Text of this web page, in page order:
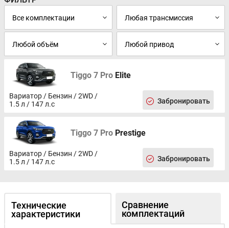
Tiggo 7 Pro Elite
Вариатор / Бензин / 2WD /
1.5 л / 147 л.с
Забронировать
Tiggo 7 Pro Prestige
Вариатор / Бензин / 2WD /
1.5 л / 147 л.с
Забронировать
Технические
характеристики
Сравнение
комплектаций